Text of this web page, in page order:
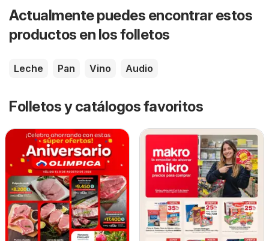
Actualmente puedes encontrar estos
productos en los folletos
Leche Pan Vino Audio
Folletos y catálogos favoritos